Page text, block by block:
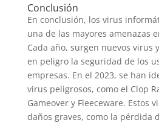
Conclusión
En conclusión, los virus
una de las mayores amenazas
Cada año, surgen nuevos virus
en peligro la seguridad de los
empresas. En el 2023, se han
virus peligrosos, como el Clop
Gameover y Fleeceware. Estos
daños graves, como la pérdida